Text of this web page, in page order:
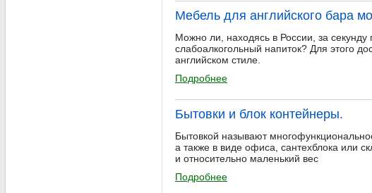
Мебель для английского бара
Можно ли, находясь в России, за
слабоалкогольный напиток? Для этого
английском стиле.
Подробнее
Бытовки и блок контейнеры.
Бытовкой называют
а также в виде офиса, сантехблока или
и относительно маленький вес
Подробнее